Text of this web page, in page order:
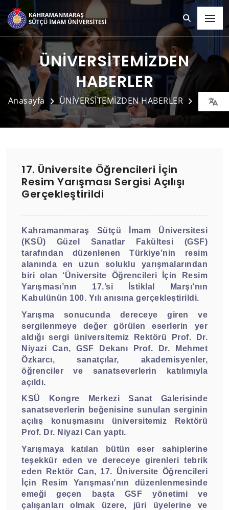
ÜNİVERSİTEMİZDEN
HABERLER
Anasayfa ÜNİVERSİTEMİZDEN HABERLER Detay
17. Üniversite Öğrencileri İçin
Resim Yarışması Sergisi Açılışı
Gerçekleştirildi
Kahramanmaraş Sütçü İmam Üniversitesi
(KSÜ) Güzel Sanatlar Fakültesi (GSF)
tarafından düzenlenen Türkiye’nin resim
alanında en uzun soluklu yarışmalarından
biri olan ‘Üniversite Öğrencileri İçin Resim
Yarışması’nın 17.’si İstiklal Marşı’nın
Kabulünün 100. Yılı anısına gerçekleştirildi.
Yarışma sonucunda dereceye giren ve
sergilenmeye değer görülen eserlerin yer
aldığı sergi üniversitemiz Rektörü Prof. Dr.
Niyazi Can, GSF Dekanı Prof. Dr. Mehmet
Özkarcı, sanatçılar, akademisyenler,
öğrenciler ve sanatseverlerin katılımıyla
açıldı.
KSÜ Kongre Merkezi Sanat Galerisinde
sanatseverlerin beğenisine sunulan serginin
açılış konuşmasını üniversitemiz Rektörü
Prof. Dr. Niyazi Can yaptı.
Yarışmaya katılan bütün eser sahiplerine
teşekkür eden ve dereceye girenleri tebrik
eden Rektör Can, 17. Üniversite Öğrencileri
İçin Resim Yarışması’nın düzenlenmesinde
emeği geçen başta GSF yönetimi ve
çalışanları olmak üzere, jüri üyelerine ve